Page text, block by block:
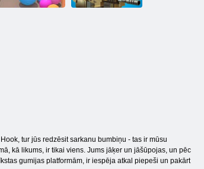
tur jūs redzēsit sarkanu bumbiņu - tas ir mūsu
kā likums, ir tikai viens. Jums jāķer un jāšūpojas, un pēc
gumijas platformām, ir iespēja atkal piepeši un pakārt